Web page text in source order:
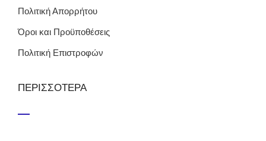
Πολιτική Απορρήτου
Όροι και Προϋποθέσεις
Πολιτική Επιστροφών
ΠΕΡΙΣΣΟΤΕΡΑ